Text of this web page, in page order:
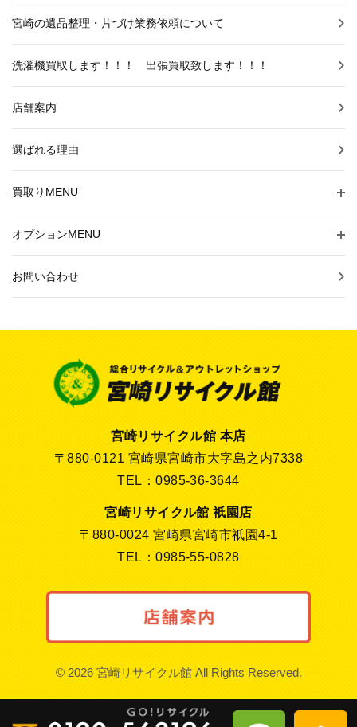
宮崎の遺品整理・片づけ業務依頼について
洗濯機買取します！！！ 出張買取致します！！！
店舗案内
選ばれる理由
買取りMENU
オプションMENU
お問い合わせ
宮崎リサイクル館 本店
〒880-0121 宮崎県宮崎市大字島之内7338
TEL：0985-36-3644
宮崎リサイクル館 祇園店
〒880-0024 宮崎県宮崎市祇園4-1
TEL：0985-55-0828
© 2026 宮崎リサイクル館 All Rights Reserved.